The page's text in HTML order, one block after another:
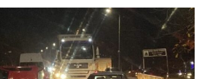
gradilištu